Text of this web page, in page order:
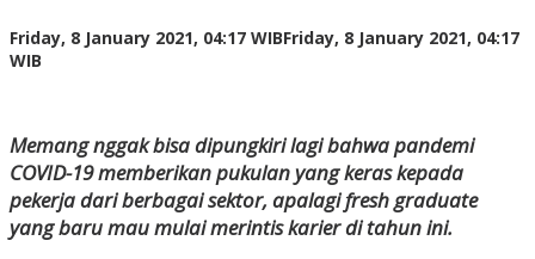
Friday, 8 January 2021, 04:17 WIBFriday, 8 January 2021, 04:17
WIB
Memang nggak bisa dipungkiri lagi bahwa pandemi
COVID-19 memberikan pukulan yang keras kepada
pekerja dari berbagai sektor, apalagi fresh graduate
yang baru mau mulai merintis karier di tahun ini.